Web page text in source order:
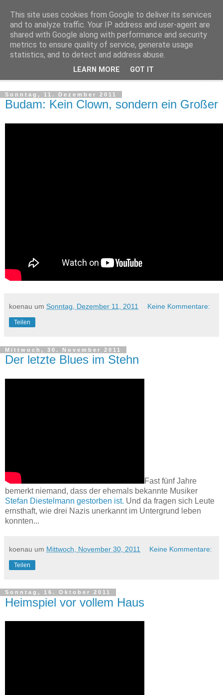
Kludge
Private Notizen aus Halle an der Saale
Sonntag, 11. Dezember 2011
Budam: Kein Clown, sondern ein Großer
koenau um Sonntag, Dezember 11, 2011 Keine Kommentare:
Teilen
Mittwoch, 30. November 2011
Der letzte Blues im Stehn
Fast fünf Jahre
bemerkt niemand, dass der ehemals bekannte Musiker
Stefan Diestelmann gestorben ist. Und da fragen sich Leute
ernsthaft, wie drei Nazis unerkannt im Untergrund leben
konnten...
koenau um Mittwoch, November 30, 2011 Keine Kommentare:
Teilen
Sonntag, 16. Oktober 2011
Heimspiel vor vollem Haus
This site uses cookies from Google to deliver its services
and to analyze traffic. Your IP address and user-agent are
shared with Google along with performance and security
metrics to ensure quality of service, generate usage
statistics, and to detect and address abuse.
LEARN MORE GOT IT